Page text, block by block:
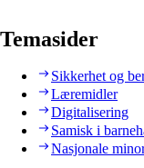
Temasider
Sikkerhet og
Læremidler
Digitalisering
Samisk i
Nasjonale